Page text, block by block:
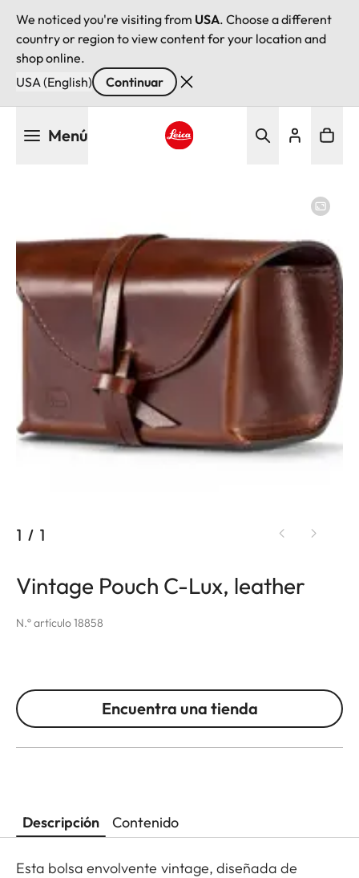
We noticed you're visiting from USA. Choose a different
country or region to view content for your location and
shop online.
USA (English)
Continuar
Menú
1 / 1
Vintage Pouch C-Lux, leather
N.º artículo 18858
Encuentra una tienda
Descripción Contenido
Esta bolsa envolvente vintage, diseñada de